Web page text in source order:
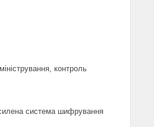
контроль
система шифрування